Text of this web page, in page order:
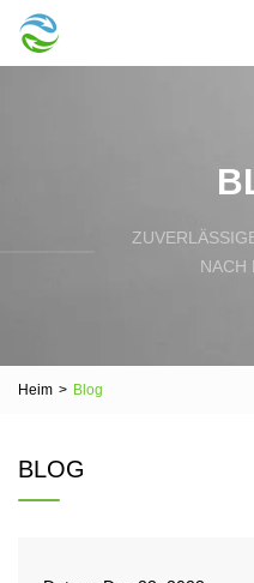
NACH
Heim > Blog
BLOG